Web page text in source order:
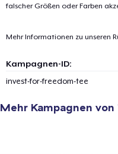
falscher Größen oder Farben
Mehr Informationen zu unseren
Kampagnen-ID:
invest-for-freedom-tee
Mehr Kampagnen von